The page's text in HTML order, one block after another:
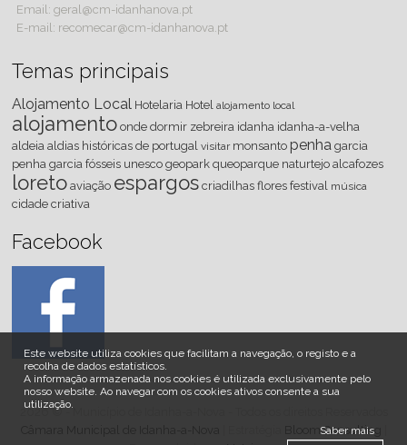
Este website utiliza cookies que facilitam a navegação, o registo e a
recolha de dados estatísticos.
A informação armazenada nos cookies é utilizada exclusivamente pelo
nosso website.Ao navegar com os cookies ativos consente a sua
utilização.
Saber mais
Email: geral@cm-idanhanova.pt
E-mail: recomecar@cm-idanhanova.pt
Temas principais
Alojamento Local Hotelaria Hotel alojamento local
alojamento onde dormir zebreira idanha idanha-a-velha
aldeia aldias históricas de portugal visitar monsanto penha garcia
penha garcia fósseis unesco geopark queoparque naturtejo alcafozes
loreto aviação espargos criadilhas flores festival música
cidade criativa
Facebook
2026 © - Município de Idanha-a-Nova - Todos os direitos Reservados
Bloom Consulting